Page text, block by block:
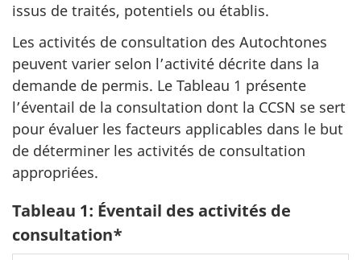
issus de traités, potentiels ou établis.
Les activités de consultation des Autochtones
peuvent varier selon l’activité décrite dans la
demande de permis. Le Tableau 1 présente
l’éventail de la consultation dont la CCSN se sert
pour évaluer les facteurs applicables dans le but
de déterminer les activités de consultation
appropriées.
Tableau 1: Éventail des activités de
consultation*